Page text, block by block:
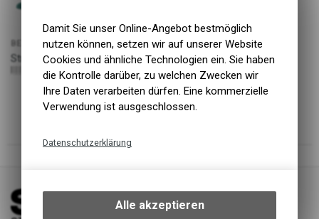
BEZEICHNUNG
Striped It Crew, teal, Grösse M
190107658904
PREIS
15.00 CHF
Damit Sie unser Online-Angebot bestmöglich
nutzen können, setzen wir auf unserer Website
Cookies und ähnliche Technologien ein. Sie haben
die Kontrolle darüber, zu welchen Zwecken wir
Ihre Daten verarbeiten dürfen. Eine kommerzielle
Verwendung ist ausgeschlossen.
Datenschutzerklärung
bestimmte Interaktionen und
Einstellungen auf Ihrem Gerät,
Alle akzeptieren